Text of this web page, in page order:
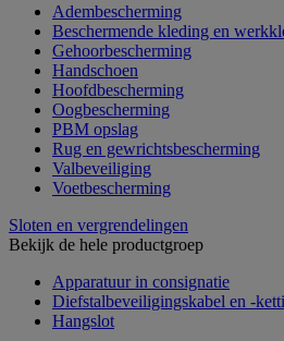
Adembescherming
Beschermende kleding en
Gehoorbescherming
Handschoen
Hoofdbescherming
Oogbescherming
PBM opslag
Rug en gewrichtsbescherming
Valbeveiliging
Voetbescherming
Sloten en vergrendelingen
Bekijk de hele productgroep
Apparatuur in consignatie
Diefstalbeveiligingskabel en -
Hangslot